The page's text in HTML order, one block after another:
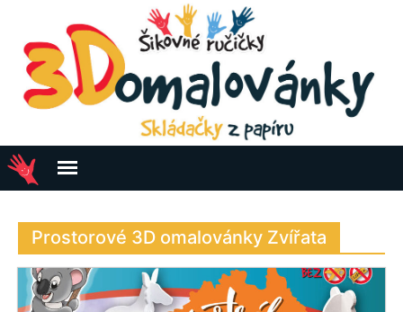
skládací hračky z papíru pro šikovné ručičky
Prostorové 3D omalovánky Zvířata